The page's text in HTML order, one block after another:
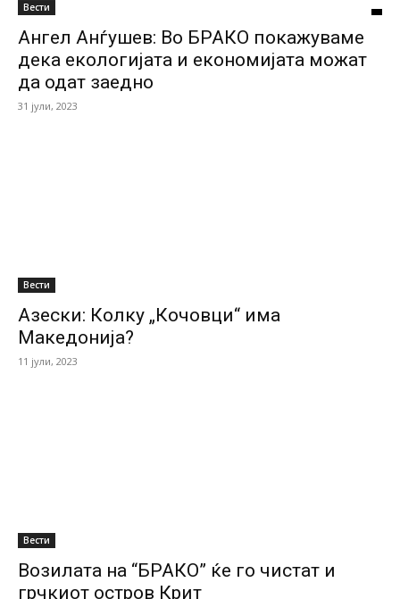
Вести
Ангел Анѓушев: Во БРАКО покажуваме
дека екологијата и економијата можат
да одат заедно
31 јули, 2023
Вести
Азески: Колку „Кочовци“ има
Македонија?
11 јули, 2023
Вести
Возилата на “БРАКО” ќе го чистат и
грчкиот остров Крит